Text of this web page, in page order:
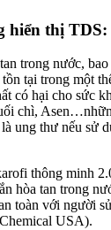
hiển thị TDS:
trong nước,
tại trong một
có hại cho sức
chì,
ung thư nếu sử
thông minh
hòa tan trong
toàn với người
USA).